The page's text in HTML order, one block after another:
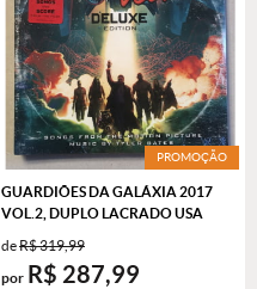
PROMOÇÃO
GUARDIÕES DA GALÁXIA 2017
VOL.2, DUPLO LACRADO USA
deR$ 319,99
por R$ 287,99